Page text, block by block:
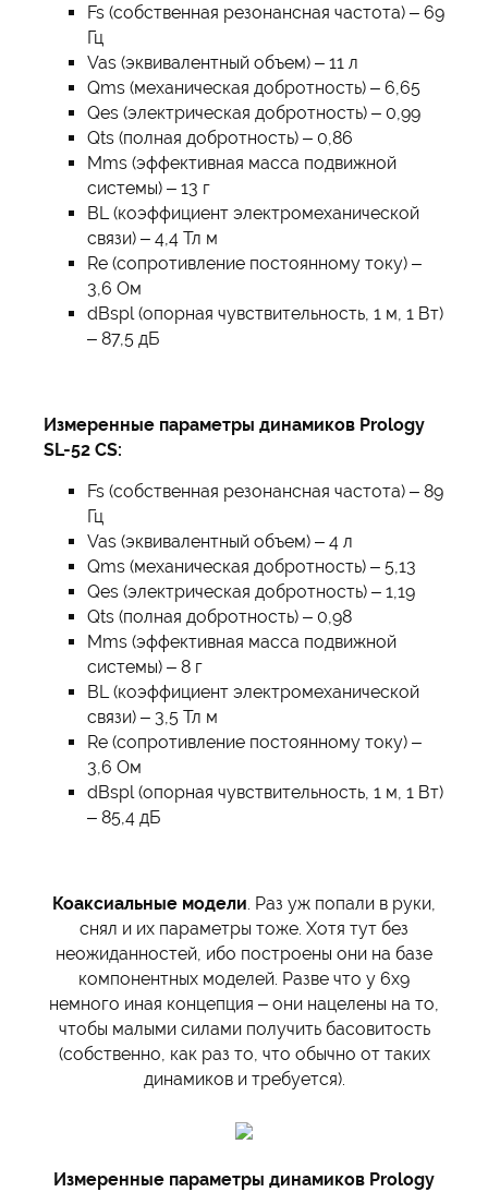
Fs (собственная резонансная частота) – 69
Гц
Vas (эквивалентный объем) – 11 л
Qms (механическая добротность) – 6,65
Qes (электрическая добротность) – 0,99
Qts (полная добротность) – 0,86
Mms (эффективная масса подвижной
системы) – 13 г
BL (коэффициент электромеханической
связи) – 4,4 Тл м
Re (сопротивление постоянному току) –
3,6 Ом
dBspl (опорная чувствительность, 1 м, 1 Вт)
– 87,5 дБ
Измеренные параметры динамиков Prology
SL-52 CS:
Fs (собственная резонансная частота) – 89
Гц
Vas (эквивалентный объем) – 4 л
Qms (механическая добротность) – 5,13
Qes (электрическая добротность) – 1,19
Qts (полная добротность) – 0,98
Mms (эффективная масса подвижной
системы) – 8 г
BL (коэффициент электромеханической
связи) – 3,5 Тл м
Re (сопротивление постоянному току) –
3,6 Ом
dBspl (опорная чувствительность, 1 м, 1 Вт)
– 85,4 дБ
Коаксиальные модели . Раз уж попали в руки,
снял и их параметры тоже. Хотя тут без
неожиданностей, ибо построены они на базе
компонентных моделей. Разве что у 6х9
немного иная концепция – они нацелены на то,
чтобы малыми силами получить басовитость
(собственно, как раз то, что обычно от таких
динамиков и требуется).
Измеренные параметры динамиков Prology